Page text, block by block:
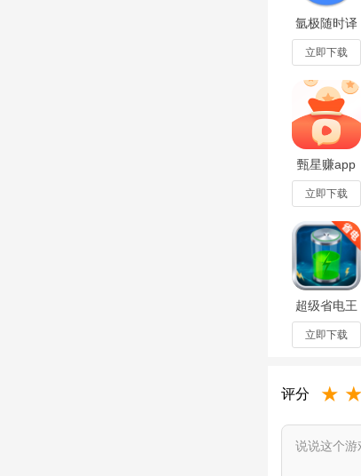
个性化订阅
次
日常无法在
不仅看比赛
氩极随时译
手表版2025
官方免费版
v1.0.0-
release
立即下载
甄星赚app
赚钱版1.1.0
红包版
立即下载
超级省电王
软件1.0.0
立即下载
评分 ★ ★